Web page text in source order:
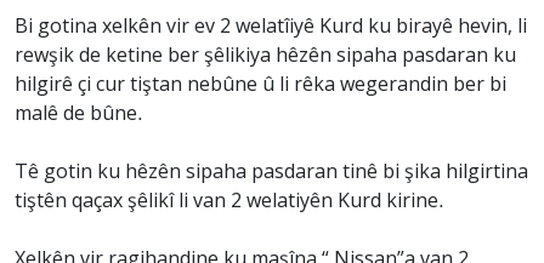
Bi gotina xelkên vir ev 2 welatîiyê Kurd ku birayê hevin, li
rewşik de ketine ber şêlikiya hêzên sipaha pasdaran ku
hilgirê çi cur tiştan nebûne û li rêka wegerandin ber bi
malê de bûne.
Tê gotin ku hêzên sipaha pasdaran tinê bi şika hilgirtina
tiştên qaçax şêlikî li van 2 welatiyên Kurd kirine.